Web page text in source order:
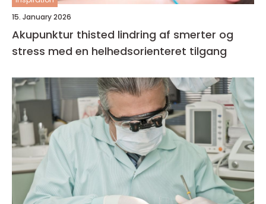
15. January 2026
Akupunktur thisted lindring af smerter og
stress med en helhedsorienteret tilgang